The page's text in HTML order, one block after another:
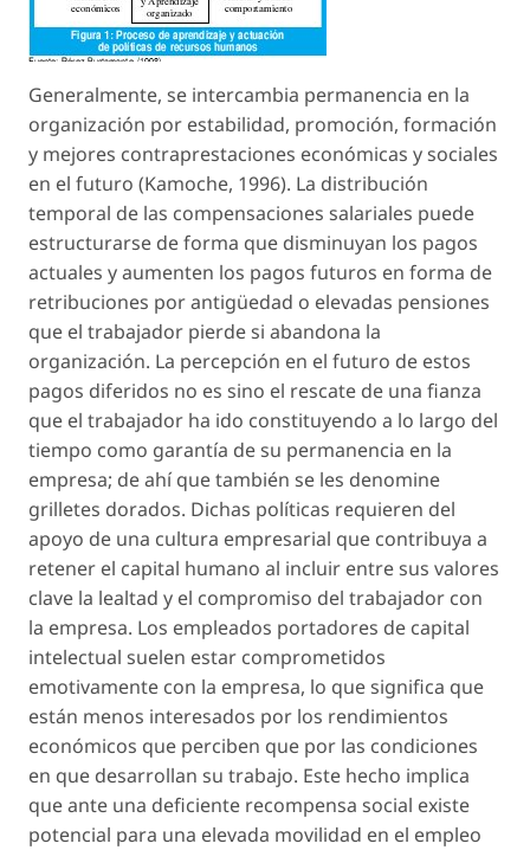
Generalmente, se intercambia permanencia en la
organización por estabilidad, promoción, formación
y mejores contraprestaciones económicas y sociales
en el futuro (Kamoche, 1996). La distribución
temporal de las compensaciones salariales puede
estructurarse de forma que disminuyan los pagos
actuales y aumenten los pagos futuros en forma de
retribuciones por antigüedad o elevadas pensiones
que el trabajador pierde si abandona la
organización. La percepción en el futuro de estos
pagos diferidos no es sino el rescate de una fianza
que el trabajador ha ido constituyendo a lo largo del
tiempo como garantía de su permanencia en la
empresa; de ahí que también se les denomine
grilletes dorados. Dichas políticas requieren del
apoyo de una cultura empresarial que contribuya a
retener el capital humano al incluir entre sus valores
clave la lealtad y el compromiso del trabajador con
la empresa. Los empleados portadores de capital
intelectual suelen estar comprometidos
emotivamente con la empresa, lo que significa que
están menos interesados por los rendimientos
económicos que perciben que por las condiciones
en que desarrollan su trabajo. Este hecho implica
que ante una deficiente recompensa social existe
potencial para una elevada movilidad en el empleo